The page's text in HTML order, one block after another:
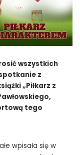
wszystkich
z
„Piłkarz z
tego
wpisała się w